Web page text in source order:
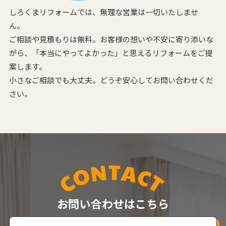
しろくまリフォームでは、無理な営業は一切いたしませ
ん。
ご相談や見積もりは無料。お客様の想いや不安に寄り添いな
がら、
「本当にやってよかった」と思えるリフォームをご提
案します。
小さなご相談でも大丈夫。どうぞ安心してお問い合わせくだ
さい。
お問い合わせはこちら